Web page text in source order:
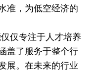
准，为低空经济的
仅专注于人才培养
盖了服务于整个行
展。在未来的行业